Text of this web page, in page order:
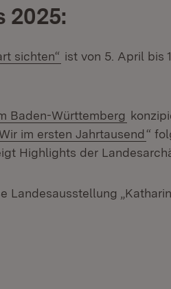
2025:
sichten“ (Öffnet in neuem
ist von 5. April bis
Baden-Württemberg (Öffnet
im ersten Jahrtausend“
Highlights der
Landesausstellung
Fenster)